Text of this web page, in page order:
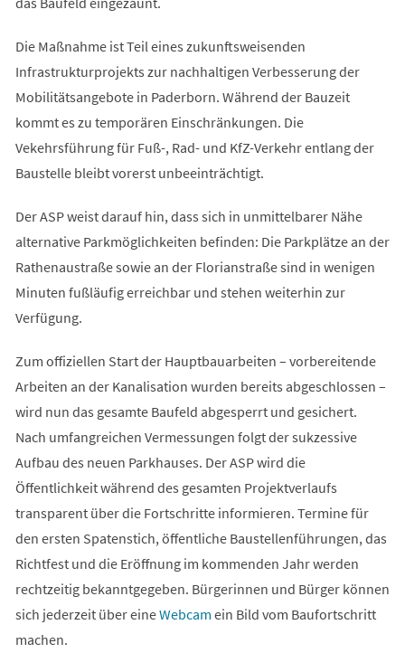
Die Maßnahme ist Teil eines zukunftsweisenden
Infrastrukturprojekts zur nachhaltigen Verbesserung der
Mobilitätsangebote in Paderborn. Während der Bauzeit
kommt es zu temporären Einschränkungen. Die
Vekehrsführung für Fuß-, Rad- und KfZ-Verkehr entlang der
Baustelle bleibt vorerst unbeeinträchtigt.
Der ASP weist darauf hin, dass sich in unmittelbarer Nähe
alternative Parkmöglichkeiten befinden: Die Parkplätze an der
Rathenaustraße sowie an der Florianstraße sind in wenigen
Minuten fußläufig erreichbar und stehen weiterhin zur
Verfügung.
Zum offiziellen Start der Hauptbauarbeiten – vorbereitende
Arbeiten an der Kanalisation wurden bereits abgeschlossen –
wird nun das gesamte Baufeld abgesperrt und gesichert.
Nach umfangreichen Vermessungen folgt der sukzessive
Aufbau des neuen Parkhauses. Der ASP wird die
Öffentlichkeit während des gesamten Projektverlaufs
transparent über die Fortschritte informieren. Termine für
den ersten Spatenstich, öffentliche Baustellenführungen, das
Richtfest und die Eröffnung im kommenden Jahr werden
rechtzeitig bekanntgegeben. Bürgerinnen und Bürger können
sich jederzeit über eineWebcam
(Öffnet
ein Bild vom Baufortschritt
machen.